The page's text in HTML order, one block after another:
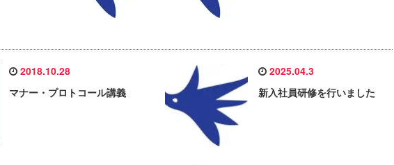
2018.10.28
マナー・プロトコール講義
2025.04.3
新入社員研修を行いました